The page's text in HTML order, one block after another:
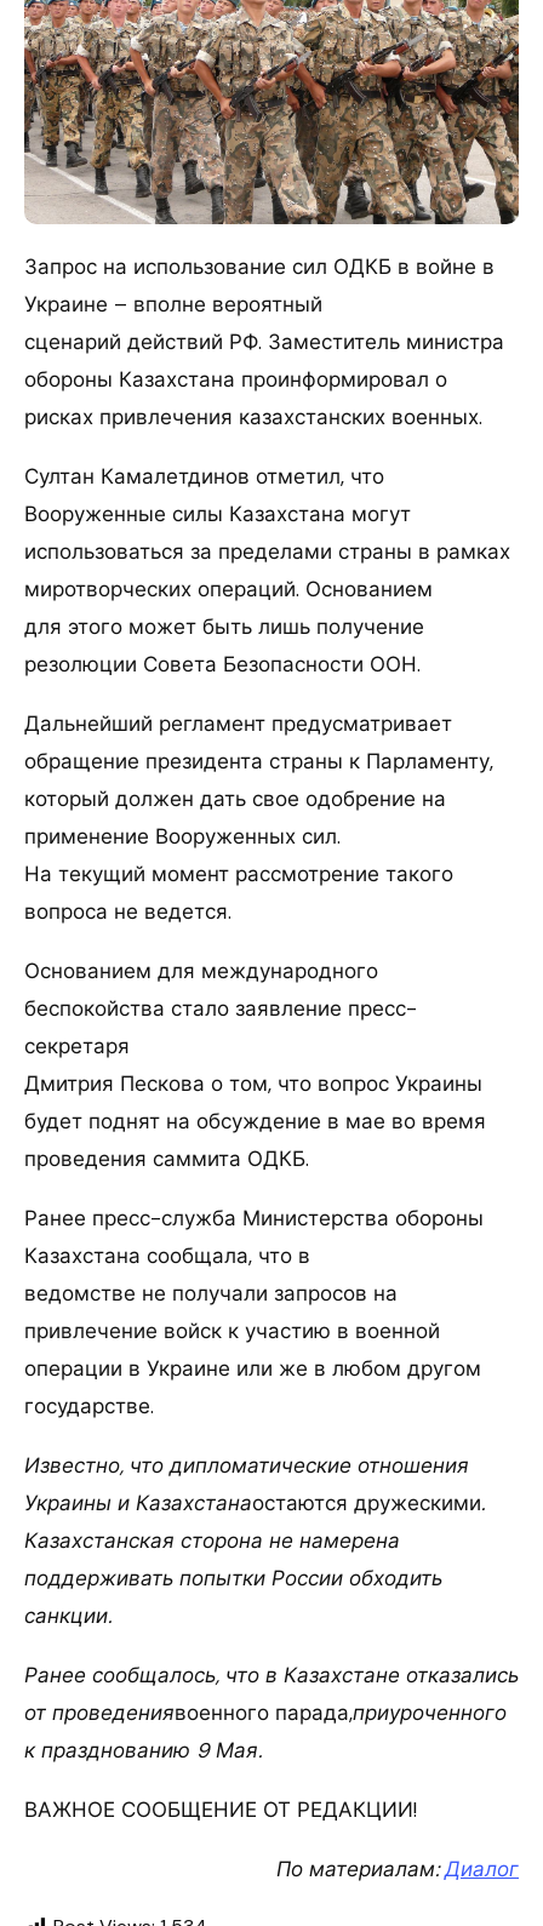
Запрос на использование сил ОДКБ в войне в
Украине – вполне вероятный
сценарий действий РФ. Заместитель министра
обороны Казахстана проинформировал о
рисках привлечения казахстанских военных.
Султан Камалетдинов отметил, что
Вооруженные силы Казахстана могут
использоваться за пределами страны в рамках
миротворческих операций. Основанием
для этого может быть лишь получение
резолюции Совета Безопасности ООН.
Дальнейший регламент предусматривает
обращение президента страны к Парламенту,
который должен дать свое одобрение на
применение Вооруженных сил.
На текущий момент рассмотрение такого
вопроса не ведется.
Основанием для международного
беспокойства стало заявление пресс-
секретаря
Дмитрия Пескова о том, что вопрос Украины
будет поднят на обсуждение в мае во время
проведения саммита ОДКБ.
Ранее пресс-служба Министерства обороны
Казахстана сообщала, что в
ведомстве не получали запросов на
привлечение войск к участию в военной
операции в Украине или же в любом другом
государстве.
Известно, что дипломатические отношения
Украины и Казахстанаостаются дружескими.
Казахстанская сторона не намерена
поддерживать попытки России обходить
санкции.
Ранее сообщалось, что в Казахстане отказались
от проведениявоенного парада,приуроченного
к празднованию 9 Мая.
ВАЖНОЕ СООБЩЕНИЕ ОТ РЕДАКЦИИ!
По материалам:Диалог